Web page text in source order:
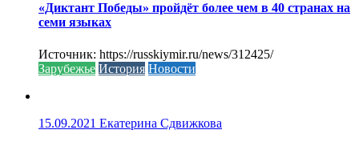
«Диктант Победы» пройдёт более чем в 40 странах на
семи языках
Источник: https://russkiymir.ru/news/312425/
Зарубежье История Новости
15.09.2021 Екатерина Сдвижкова